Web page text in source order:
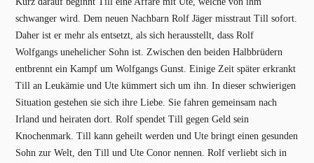
schwanger wird. Dem neuen Nachbarn Rolf Jäger misstraut Till sofort.
Daher ist er mehr als entsetzt, als sich herausstellt, dass Rolf
Wolfgangs unehelicher Sohn ist. Zwischen den beiden Halbbrüdern
entbrennt ein Kampf um Wolfgangs Gunst. Einige Zeit später erkrankt
Till an Leukämie und Ute kümmert sich um ihn. In dieser schwierigen
Situation gestehen sie sich ihre Liebe. Sie fahren gemeinsam nach
Irland und heiraten dort. Rolf spendet Till gegen Geld sein
Knochenmark. Till kann geheilt werden und Ute bringt einen gesunden
Sohn zur Welt, den Till und Ute Conor nennen. Rolf verliebt sich in